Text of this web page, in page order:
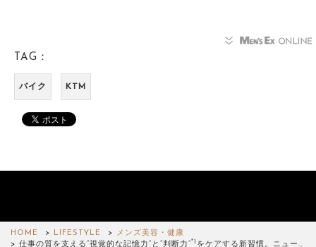
TAG：
バイク KTM
HOME LIFESTYLE
メンズ美容・健康
仕事の質を支える“視覚的な記憶力”と“判断力”*1 をケアする新習慣。ニュー…